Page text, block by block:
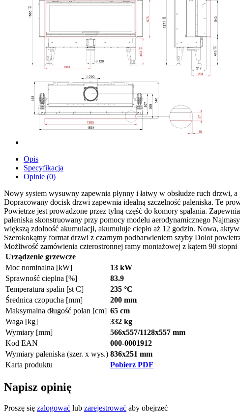
Opis
Specyfikacja
Opinie (0)
Nowy system wysuwny zapewnia płynny i łatwy w obsłudze ruch drzwi,
Dopracowany docisk drzwi zapewnia idealną szczelność paleniska. Te
Powietrze jest prowadzone przez tylną część do komory spalania.
paleniska skonstruowany przy pomocy modelu aerodynamicznego
większą zdolność akumulacji, akumuluje ciepło aż 12 godzin. Nowa,
Szerokokątny format drzwi z czarnym podbarwieniem szyby Dolot
Możliwość zamówienia czterostronnej ramy montażowej z kątem 90 stopni
Urządzenie grzewcze
Moc nominalna [kW]
13 kW
Sprawność cieplna [%]
83.9
Temperatura spalin [st C]
235 °C
Średnica czopucha [mm]
200 mm
Maksymalna długość polan [cm] 65 cm
Waga [kg]
332 kg
Wymiary [mm]
566x557/1128x557 mm
Kod EAN
000-0001912
Wymiary paleniska (szer. x wys.) 836x251 mm
Karta produktu
Pobierz PDF
Napisz opinię
Proszę się zalogować lub zarejestrować aby obejrzeć